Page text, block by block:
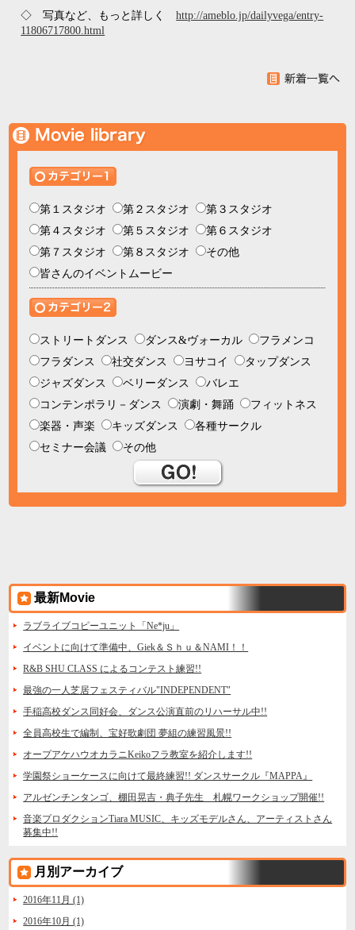
◇ 写真など、もっと詳しくhttp://ameblo.jp/dailyvega/entry-
11806717800.html
第１スタジオ 第２スタジオ
第３スタジオ
第４スタジオ
第５スタジオ
第６スタジオ
第７スタジオ
第８スタジオ
その他
皆さんのイベントムービー
ストリートダンス ダンス&ヴォーカル
フラメンコ
フラダンス
社交ダンス ヨサコイ
タップダンス
ジャズダンス
ベリーダンス
バレエ
コンテンポラリ－ダンス
演劇・舞踊
フィットネス
楽器・声楽
キッズダンス
各種サークル
セミナー会議
その他
最新Movie
ラブライブコピーユニット「Ne*ju」
イベントに向けて準備中、Giek＆Ｓｈｕ＆NAMI！！
R&B SHU CLASS によるコンテスト練習!!
最強の一人芝居フェスティバル"INDEPENDENT"
手稲高校ダンス同好会、ダンス公演直前のリハーサル中!!
全員高校生で編制、宝好歌劇団 夢組の練習風景!!
オープアケハウオカラニKeikoフラ教室を紹介します!!
学園祭ショーケースに向けて最終練習!! ダンスサークル『MAPPA』
アルゼンチンタンゴ、棚田晃吉・典子先生 札幌ワークショップ開催!!
音楽プロダクションTiara MUSIC、キッズモデルさん、アーティストさん
募集中!!
月別アーカイブ
2016年11月 (1)
2016年10月 (1)